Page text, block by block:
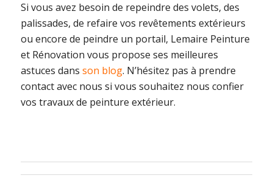
Si vous avez besoin de repeindre des volets, des
palissades, de refaire vos revêtements extérieurs
ou encore de peindre un portail, Lemaire Peinture
et Rénovation vous propose ses meilleures
astuces dans son blog. N’hésitez pas à prendre
contact avec nous si vous souhaitez nous confier
vos travaux de peinture extérieur.